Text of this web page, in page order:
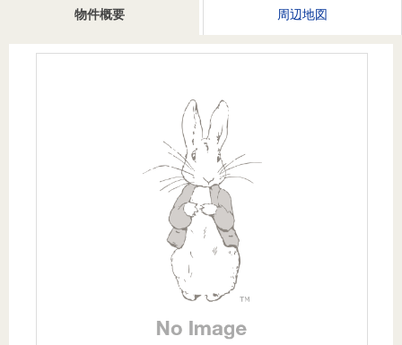
資
物
探す
住宅ロー
ンシミュ
レーショ
ン
購入ガイ
取り
試算
周辺相場
検索
売却ガイ
ド
会社案内物件概要 周辺地図